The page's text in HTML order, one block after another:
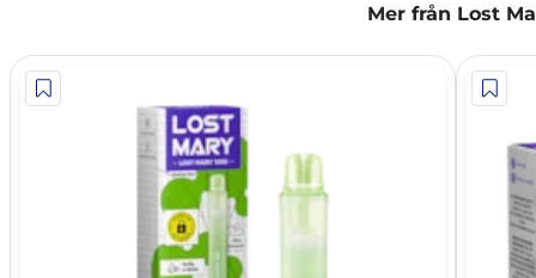
Mer från Lost